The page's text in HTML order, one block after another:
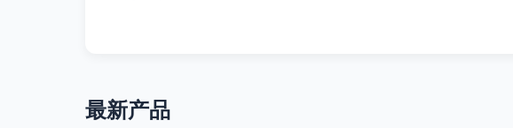
最新产品